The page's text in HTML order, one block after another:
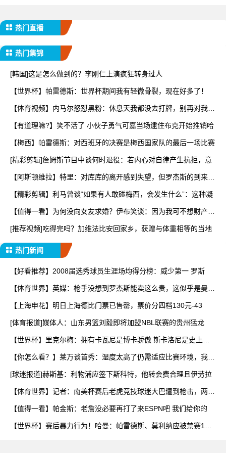
热门直播
热门集锦
[韩国]这是怎么做到的？李刚仁上演疯狂转身过人
【世界杯】帕雷德斯：世界杯期间我有轻微骨裂，现在好多了！
【体育视频】内马尔怒怼黑粉：休息天我都没去打牌，别再对我指
【有道理嘛?】笑不活了 小伙子勇气可嘉当场逮住布克开始推销哈
【梅西】帕雷德斯：对西班牙的决赛是梅西国家队的最后一场比赛
[精彩剪辑]詹姆斯节目中谈何时退役：若内心对自律产生抗拒，意
【阿斯顿维拉】特里：对库库的离开感到失望，但罗杰斯的到来又
【精彩剪辑】利马曾谈“如果有人敢碰梅西，会发生什么”：这种凝
【值得一看】为何没向女友求婚？伊布笑谈：因为我可不想财产被
[推荐视频]吃得完吗？加维法比安回家乡，获赠与体重相等的当地
热门新闻
【好看推荐】2008届选秀球员生涯场均得分榜：威少第一 罗斯
【体育世界】英媒：枪手没想到罗杰斯能卖这么贵，这似乎是曼城
【上海申花】明日上海德比门票已售罄，票价分四档130元-43
[体育报道]媒体人：山东男篮刘毅即将加盟NBL联赛的贵州猛龙
【世界杯】里克尔梅：拥有卡瓦尼是博卡骄傲 斯卡洛尼是史上最
【你怎么看？】莱万谈首秀：湿度太高了仍需适应比赛环境，我还
[球迷报道]赫斯基：利物浦应签下斯科特，他转会费合理且伊劳拉
【体育世界】记者：南美杯赛后老虎竞技球迷大巴遭到枪击，两人
【值得一看】帕金斯：老詹没必要再打了来ESPN吧 我们给你的
【世界杯】赛后暴力行为！哈曼：帕雷德斯、莫利纳应被禁赛1